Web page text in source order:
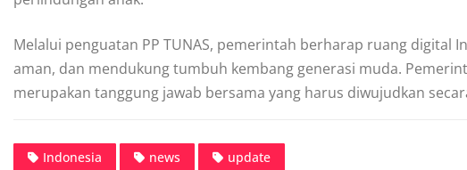
Melalui penguatan PP TUNAS, pemerintah berharap ruang digital
aman, dan mendukung tumbuh kembang generasi muda.
merupakan tanggung jawab bersama yang harus diwujudkan
Indonesia news update